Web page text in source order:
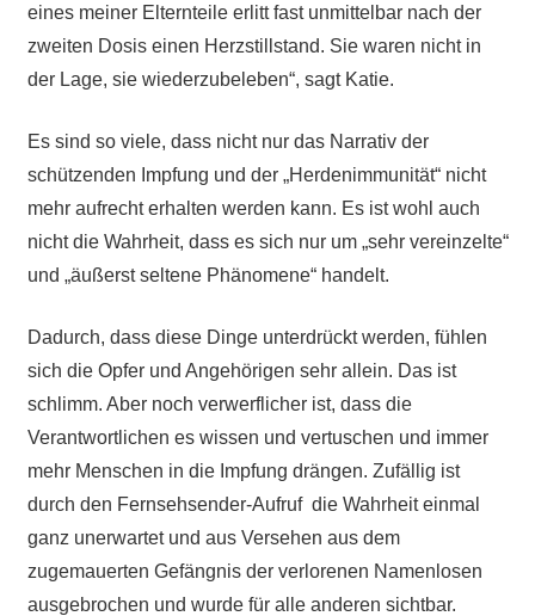
eines meiner Elternteile erlitt fast unmittelbar nach der
zweiten Dosis einen Herzstillstand. Sie waren nicht in
der Lage, sie wiederzubeleben“, sagt Katie.
Es sind so viele, dass nicht nur das Narrativ der
schützenden Impfung und der „Herdenimmunität“ nicht
mehr aufrecht erhalten werden kann. Es ist wohl auch
nicht die Wahrheit, dass es sich nur um „sehr vereinzelte“
und „äußerst seltene Phänomene“ handelt.
Dadurch, dass diese Dinge unterdrückt werden, fühlen
sich die Opfer und Angehörigen sehr allein. Das ist
schlimm. Aber noch verwerflicher ist, dass die
Verantwortlichen es wissen und vertuschen und immer
mehr Menschen in die Impfung drängen. Zufällig ist
durch den Fernsehsender-Aufruf die Wahrheit einmal
ganz unerwartet und aus Versehen aus dem
zugemauerten Gefängnis der verlorenen Namenlosen
ausgebrochen und wurde für alle anderen sichtbar.